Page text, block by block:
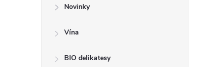
Novinky
Vína
BIO delikatesy